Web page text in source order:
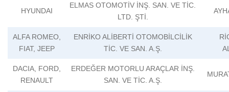
HYUNDAI
ELMAS OTOMOTİV İNŞ. SAN. VE TİC.
LTD. ŞTİ.
ALFA ROMEO,
FIAT, JEEP
ENRİKO ALİBERTİ OTOMOBİLCİLİK
TİC. VE SAN. A.Ş.
DACIA, FORD,
RENAULT
ERDEĞER MOTORLU ARAÇLAR İNŞ.
SAN. VE TİC. A.Ş.